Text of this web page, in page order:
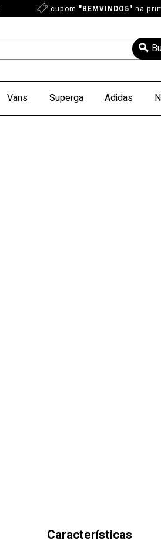
cupom "BEMVINDO5" na
Vans Superga Adidas
Características